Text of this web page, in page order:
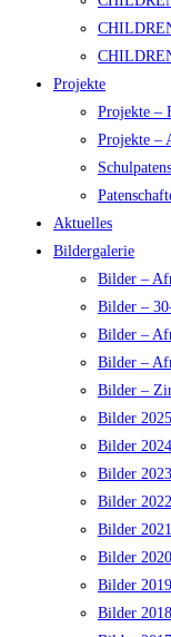
Projekte
Projekte –
Projekte –
Aktuelles
Bildergalerie
Bilder –
Bilder –
Bilder –
Bilder –
Bilder –
Bilder 2025
Bilder 2024
Bilder 2023
Bilder 2022
Bilder 2021
Bilder 2020
Bilder 2019
Bilder 2018